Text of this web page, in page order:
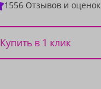
1556 Отзывов и оценок
Купить в 1 клик